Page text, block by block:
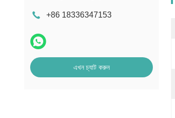
+86 18336347153
এখন চ্যাট করুন